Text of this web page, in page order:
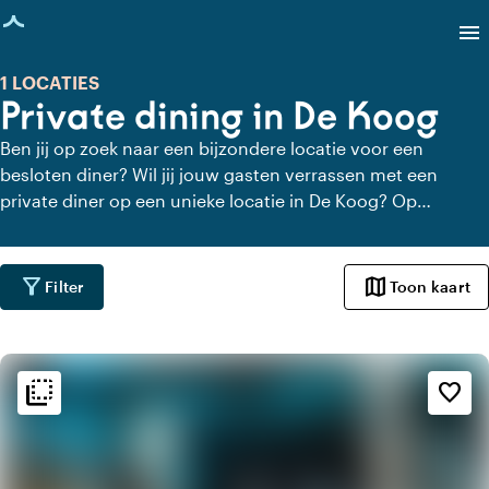
geladen
menu
Private dining in De Koog
1 LOCATIES
Ben jij op zoek naar een bijzondere locatie voor een
besloten diner? Wil jij jouw gasten verrassen met een
private diner op een unieke locatie in De Koog? Op
Koog waar je in alle rust kunt dineren. Bekijk alle private
dining locaties voor een heerlijk verzorgd private diner.
filter_alt Filter map Toon kaart
flip_to_back favorite_border
flip_to_back Sfeer en esthetiek
factory
Industrieel